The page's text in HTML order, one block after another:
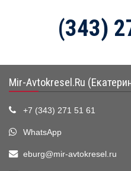
(343)
Mir-Avtokresel.Ru
+7 (343) 271 51 61
WhatsApp
eburg@mir-avtokresel.ru